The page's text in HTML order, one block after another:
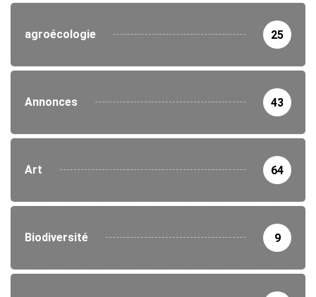
agroécologie 25
Annonces 43
Art 64
Biodiversité 9